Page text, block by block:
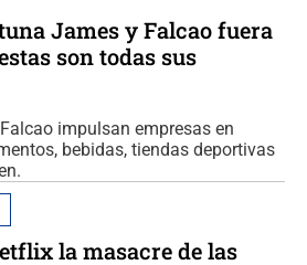
James y Falcao fuera
son todas sus
impulsan empresas en
bebidas, tiendas deportivas
la masacre de las